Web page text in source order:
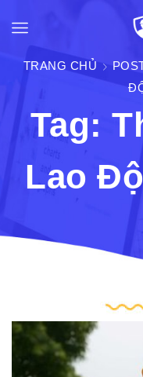
TRANG CHỦ
Tag:
Lao